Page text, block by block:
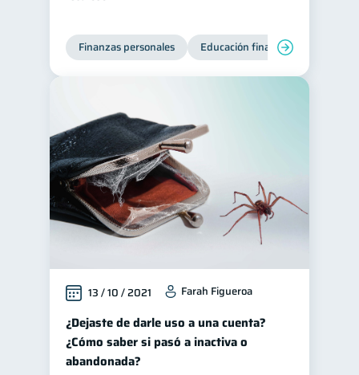
Finanzas personales Educación financiera
13 / 10 / 2021 Farah Figueroa
¿Dejaste de darle uso a una cuenta?
¿Cómo saber si pasó a inactiva o
abandonada?